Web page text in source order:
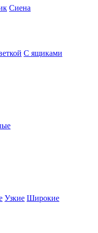
Сиена
С ящиками
Узкие Широкие